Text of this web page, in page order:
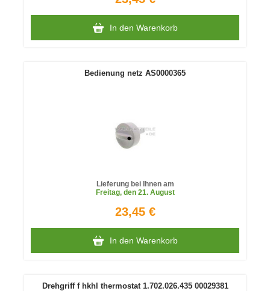
In den Warenkorb
Bedienung netz AS0000365
Lieferung bei Ihnen am
Freitag, den 21. August
23,45 €
In den Warenkorb
Drehgriff f hkhl thermostat 1.702.026.435 00029381